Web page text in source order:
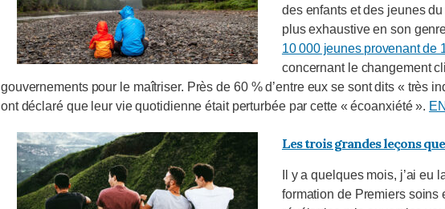
des enfants et des jeunes
plus exhaustive en son
10 000 jeunes provenant de
concernant le changement
gouvernements pour le maîtriser. Près de 60 % d’entre eux se sont dits « très
ont déclaré que leur vie quotidienne était perturbée par cette « écoanxiété ».
Les trois grandes leçons
Il y a quelques mois, j’ai
formation de Premiers soins